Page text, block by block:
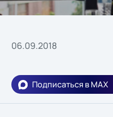
06.09.2018
Подписаться в MAX